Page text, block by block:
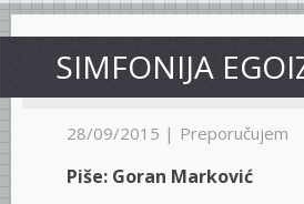
SIMFONIJA
28/09/2015 | Preporučujem
Piše: Goran Marković